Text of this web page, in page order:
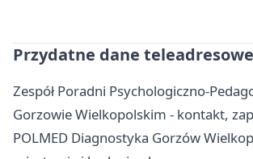
Przydatne dane teleadresowe
Zespół Poradni Psychologiczno-
Gorzowie Wielkopolskim - kontakt,
POLMED Diagnostyka Gorzów